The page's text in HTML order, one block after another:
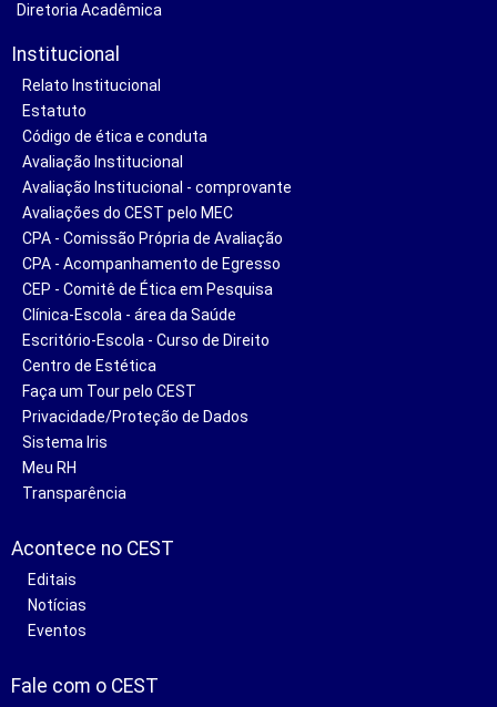
Diretoria Acadêmica
Institucional
Relato Institucional
Estatuto
Código de ética e conduta
Avaliação Institucional
Avaliação Institucional - comprovante
Avaliações do CEST pelo MEC
CPA - Comissão Própria de Avaliação
CPA - Acompanhamento de Egresso
CEP - Comitê de Ética em Pesquisa
Clínica-Escola - área da Saúde
Escritório-Escola - Curso de Direito
Centro de Estética
Faça um Tour pelo CEST
Privacidade/Proteção de Dados
Sistema Iris
Meu RH
Transparência
Acontece no CEST
Editais
Notícias
Eventos
Fale com o CEST